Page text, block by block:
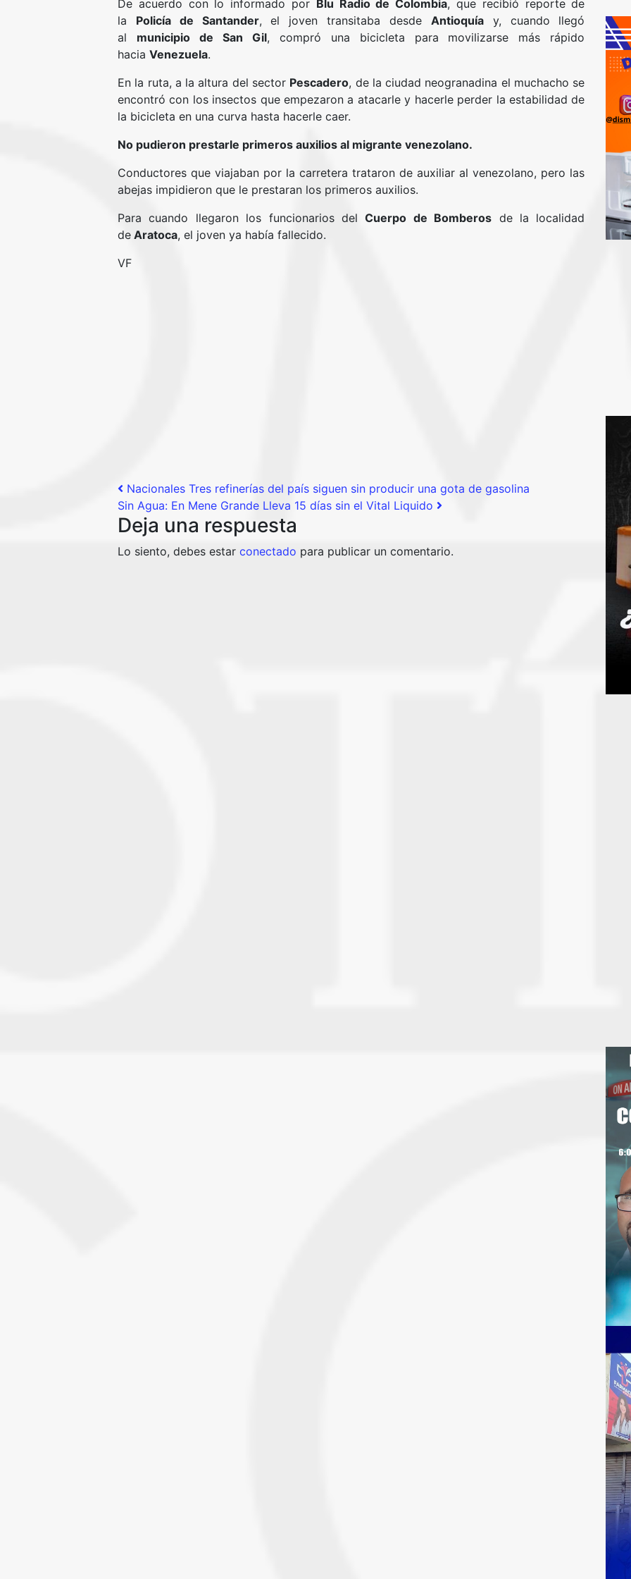
De acuerdo con lo informado por Blu Radio de Colombia, que recibió reporte de
la Policía de Santander, el joven transitaba desde Antioquíay, cuando llegó
al municipio de San Gil, compró una bicicleta para movilizarse más rápido
hacia Venezuela.
En la ruta, a la altura del sector Pescadero, de la ciudad neogranadina el muchacho se
encontró con los insectos que empezaron a atacarle y hacerle perder la estabilidad de
la bicicleta en una curva hasta hacerle caer.
No pudieron prestarle primeros auxilios al migrante venezolano.
Conductores que viajaban por la carretera trataron de auxiliar al venezolano, pero las
abejas impidieron que le prestaran los primeros auxilios.
Para cuando llegaron los funcionarios delCuerpo de Bomberos de la localidad
de Aratoca, el joven ya había fallecido.
VF
Post navigation
Nacionales Tres refinerías del país siguen sin producir una gota de gasolina
Sin Agua: En Mene Grande Lleva 15 días sin el Vital Liquido
Deja una respuesta
Lo siento, debes estar conectado para publicar un comentario.